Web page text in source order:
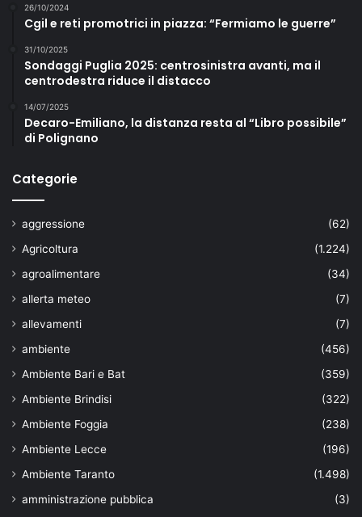
26/10/2024
Cgil e reti promotrici in piazza: “Fermiamo le guerre”
31/10/2025
Sondaggi Puglia 2025: centrosinistra avanti, ma il
centrodestra riduce il distacco
14/07/2025
Decaro-Emiliano, la distanza resta al “Libro possibile”
di Polignano
Categorie
aggressione
(62)
Agricoltura
(1.224)
agroalimentare
(34)
allerta meteo
(7)
allevamenti
(7)
ambiente
(456)
Ambiente Bari e Bat
(359)
Ambiente Brindisi
(322)
Ambiente Foggia
(238)
Ambiente Lecce
(196)
Ambiente Taranto
(1.498)
amministrazione pubblica
(3)